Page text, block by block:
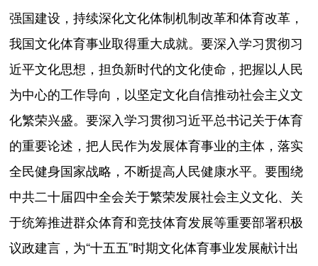
强国建设，持续深化文化体制机制改革和体育改革，
我国文化体育事业取得重大成就。要深入学习贯彻习
近平文化思想，担负新时代的文化使命，把握以人民
为中心的工作导向，以坚定文化自信推动社会主义文
化繁荣兴盛。要深入学习贯彻习近平总书记关于体育
的重要论述，把人民作为发展体育事业的主体，落实
全民健身国家战略，不断提高人民健康水平。要围绕
中共二十届四中全会关于繁荣发展社会主义文化、关
于统筹推进群众体育和竞技体育发展等重要部署积极
议政建言，为“十五五”时期文化体育事业发展献计出